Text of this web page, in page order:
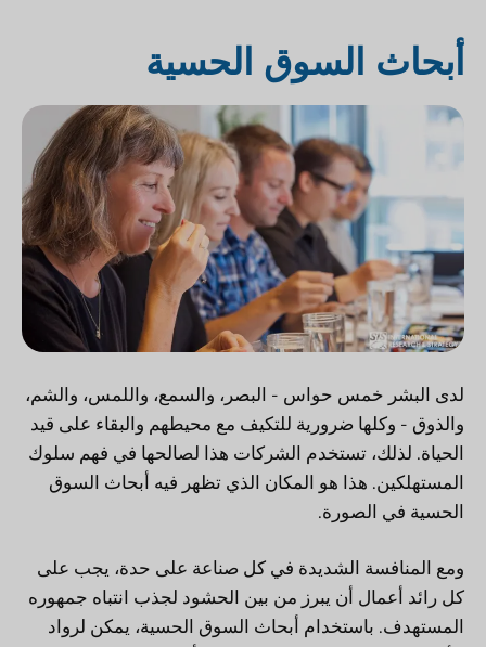
أبحاث السوق الحسية
لدى البشر خمس حواس - البصر، والسمع، واللمس، والشم،
والذوق - وكلها ضرورية للتكيف مع محيطهم والبقاء على قيد
الحياة. لذلك، تستخدم الشركات هذا لصالحها في فهم سلوك
المستهلكين. هذا هو المكان الذي تظهر فيه أبحاث السوق
الحسية في الصورة.
ومع المنافسة الشديدة في كل صناعة على حدة، يجب على
كل رائد أعمال أن يبرز من بين الحشود لجذب انتباه جمهوره
المستهدف. باستخدام أبحاث السوق الحسية، يمكن لرواد